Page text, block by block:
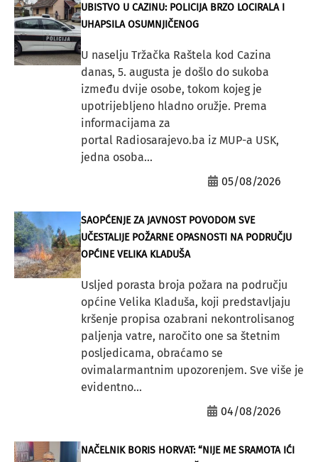
UBISTVO U CAZINU: POLICIJA BRZO LOCIRALA I
UHAPSILA OSUMNJIČENOG
U naselju Tržačka Raštela kod Cazina
danas, 5. augusta je došlo do sukoba
između dvije osobe, tokom kojeg je
upotrijebljeno hladno oružje. Prema
informacijama za
portal Radiosarajevo.ba iz MUP-a USK,
jedna osoba...
05/08/2026
SAOPĆENJE ZA JAVNOST POVODOM SVE
UČESTALIJE POŽARNE OPASNOSTI NA PODRUČJU
OPĆINE VELIKA KLADUŠA
Usljed porasta broja požara na području
općine Velika Kladuša, koji predstavljaju
kršenje propisa ozabrani nekontrolisanog
paljenja vatre, naročito one sa štetnim
posljedicama, obraćamo se
ovimalarmantnim upozorenjem. Sve više je
evidentno...
04/08/2026
NAČELNIK BORIS HORVAT: “NIJE ME SRAMOTA IĆI